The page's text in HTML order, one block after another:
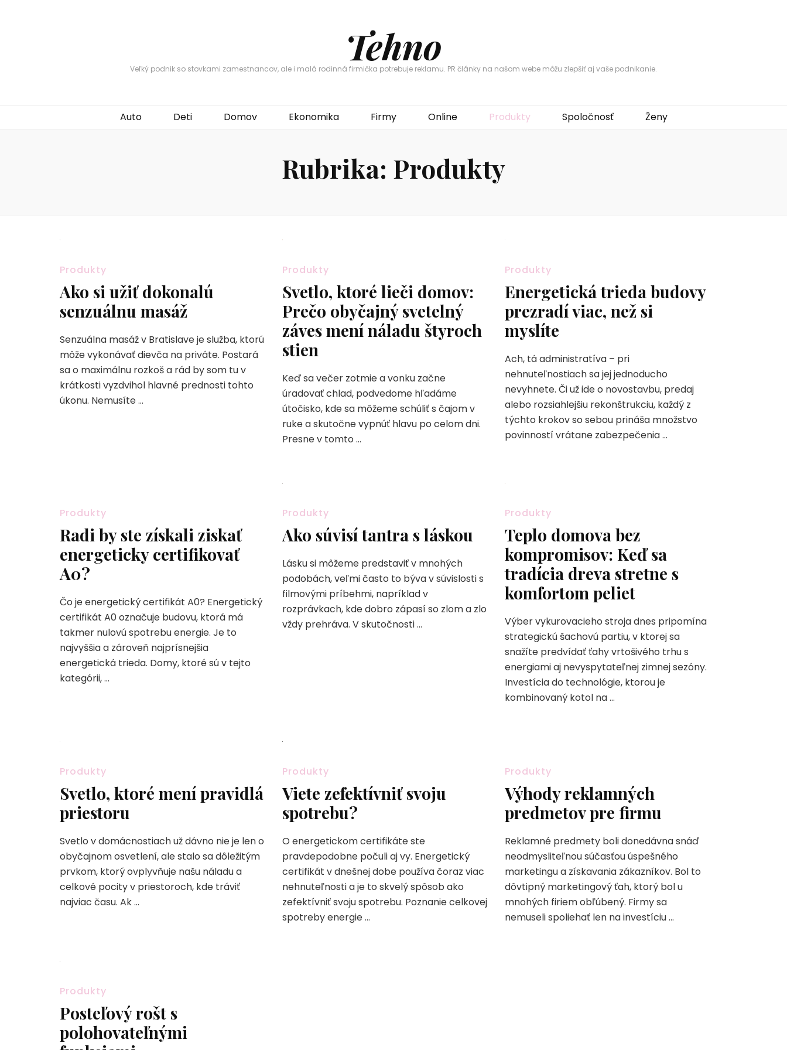
Tehno
Veľký podnik so stovkami zamestnancov, ale i malá rodinná firmička potrebuje reklamu. PR články na našom webe môžu zlepšiť aj vaše podnikanie.
Auto Deti Domov Ekonomika Firmy Online Produkty Spoločnosť Ženy
Rubrika: Produkty
Produkty
Ako si užiť dokonalú
senzuálnu masáž
Senzuálna masáž v Bratislave je služba, ktorú
môže vykonávať dievča na priváte. Postará
sa o maximálnu rozkoš a rád by som tu v
krátkosti vyzdvihol hlavné prednosti tohto
úkonu. Nemusíte …
Produkty
Svetlo, ktoré lieči domov:
Prečo obyčajný svetelný
záves mení náladu štyroch
stien
Keď sa večer zotmie a vonku začne
úradovať chlad, podvedome hľadáme
útočisko, kde sa môžeme schúliť s čajom v
ruke a skutočne vypnúť hlavu po celom dni.
Presne v tomto …
Produkty
Energetická trieda budovy
prezradí viac, než si
myslíte
Ach, tá administratíva – pri
nehnuteľnostiach sa jej jednoducho
nevyhnete. Či už ide o novostavbu, predaj
alebo rozsiahlejšiu rekonštrukciu, každý z
týchto krokov so sebou prináša množstvo
povinností vrátane zabezpečenia …
Produkty
Radi by ste získali ziskať
energeticky certifikovať
A0?
Čo je energetický certifikát A0? Energetický
certifikát A0 označuje budovu, ktorá má
takmer nulovú spotrebu energie. Je to
najvyššia a zároveň najprísnejšia
energetická trieda. Domy, ktoré sú v tejto
kategórii, …
Produkty
Ako súvisí tantra s láskou
Lásku si môžeme predstaviť v mnohých
podobách, veľmi často to býva v súvislosti s
filmovými príbehmi, napríklad v
rozprávkach, kde dobro zápasí so zlom a zlo
vždy prehráva. V skutočnosti …
Produkty
Teplo domova bez
kompromisov: Keď sa
tradícia dreva stretne s
komfortom peliet
Výber vykurovacieho stroja dnes pripomína
strategickú šachovú partiu, v ktorej sa
snažíte predvídať ťahy vrtošivého trhu s
energiami aj nevyspytateľnej zimnej sezóny.
Investícia do technológie, ktorou je
kombinovaný kotol na …
Produkty
Svetlo, ktoré mení pravidlá
priestoru
Svetlo v domácnostiach už dávno nie je len o
obyčajnom osvetlení, ale stalo sa dôležitým
prvkom, ktorý ovplyvňuje našu náladu a
celkové pocity v priestoroch, kde tráviť
najviac času. Ak …
Produkty
Viete zefektívniť svoju
spotrebu?
O energetickom certifikáte ste
pravdepodobne počuli aj vy. Energetický
certifikát v dnešnej dobe používa čoraz viac
nehnuteľnosti a je to skvelý spôsob ako
zefektívniť svoju spotrebu. Poznanie celkovej
spotreby energie …
Produkty
Výhody reklamných
predmetov pre firmu
Reklamné predmety boli donedávna snáď
neodmysliteľnou súčasťou úspešného
marketingu a získavania zákazníkov. Bol to
dôvtipný marketingový ťah, ktorý bol u
mnohých firiem obľúbený. Firmy sa
nemuseli spoliehať len na investíciu …
Produkty
Posteľový rošt s
polohovateľnými